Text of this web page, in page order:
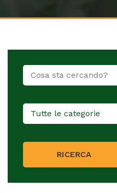
Tutte le categorie
RICERCA